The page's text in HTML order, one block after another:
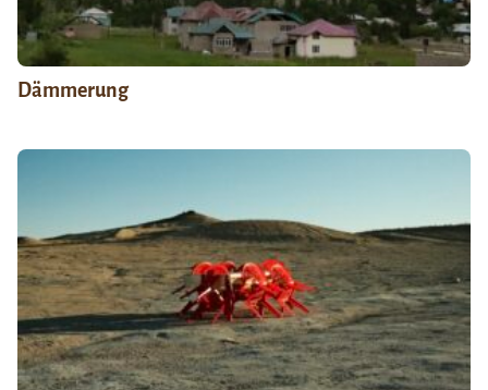
Dämmerung